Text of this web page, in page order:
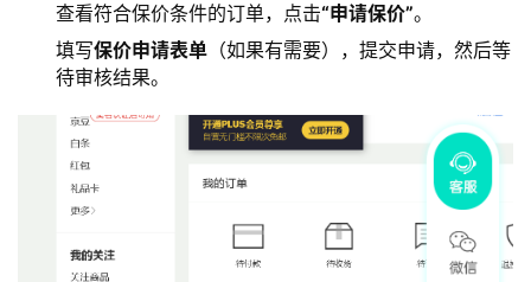
查看符合保价条件的订单，点击“申请保价”。
填写保价申请表单 （如果有需要），提交申请，然后等
待审核结果。